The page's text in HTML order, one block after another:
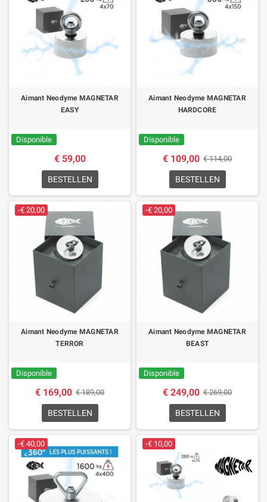
Aimant Neodyme MAGNETAR
EASY
Disponible
€ 59,00
BESTELLEN
Aimant Neodyme MAGNETAR
HARDCORE
Disponible
€ 109,00 € 114,00
BESTELLEN
-€ 20,00
Aimant Neodyme MAGNETAR
TERROR
Disponible
€ 169,00 € 189,00
BESTELLEN
-€ 20,00
Aimant Neodyme MAGNETAR
BEAST
Disponible
€ 249,00 € 269,00
BESTELLEN
-€ 40,00 -€ 10,00